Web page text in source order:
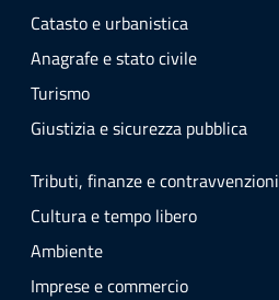
Catasto e urbanistica
Anagrafe e stato civile
Turismo
Giustizia e sicurezza pubblica
Tributi, finanze e contravvenzioni
Cultura e tempo libero
Ambiente
Imprese e commercio